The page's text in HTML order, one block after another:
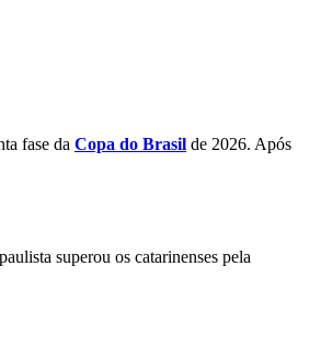
fase da Copa do Brasil de 2026. Após
superou os catarinenses pela